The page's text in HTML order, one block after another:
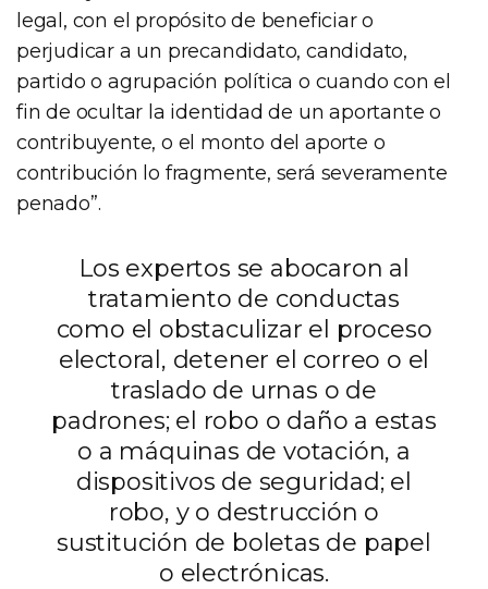
legal, con el propósito de beneficiar o
perjudicar a un precandidato, candidato,
partido o agrupación política o cuando con el
fin de ocultar la identidad de un aportante o
contribuyente, o el monto del aporte o
contribución lo fragmente, será severamente
penado”.
Los expertos se abocaron al
tratamiento de conductas
como el obstaculizar el proceso
electoral, detener el correo o el
traslado de urnas o de
padrones; el robo o daño a estas
o a máquinas de votación, a
dispositivos de seguridad; el
robo, y o destrucción o
sustitución de boletas de papel
o electrónicas.